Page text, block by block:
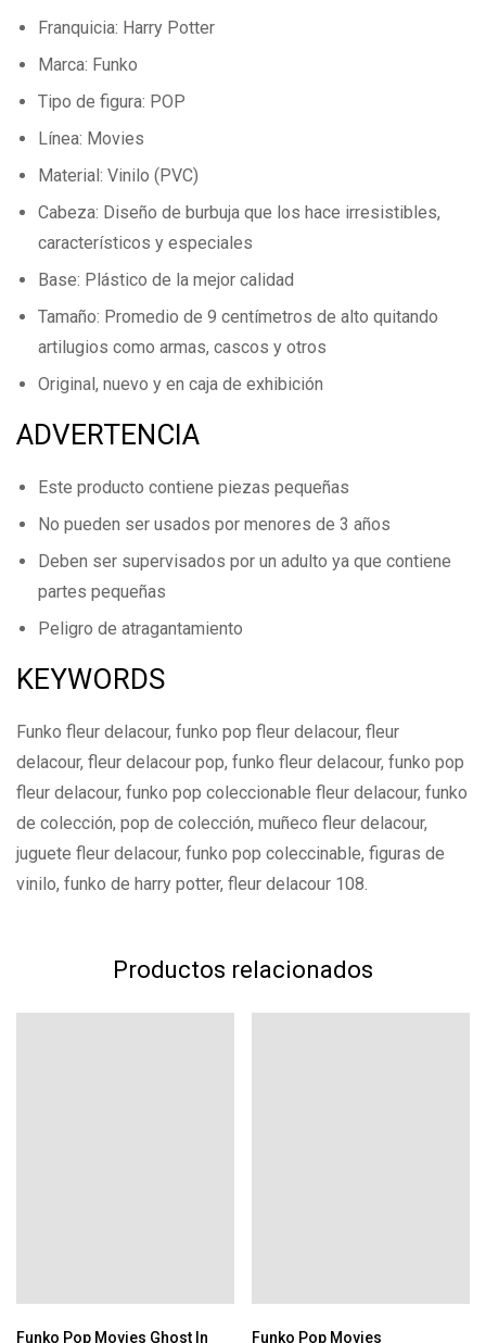
Franquicia: Harry Potter
Marca: Funko
Tipo de figura: POP
Línea: Movies
Material: Vinilo (PVC)
Cabeza: Diseño de burbuja que los hace irresistibles,
característicos y especiales
Base: Plástico de la mejor calidad
Tamaño: Promedio de 9 centímetros de alto quitando
artilugios como armas, cascos y otros
Original, nuevo y en caja de exhibición
ADVERTENCIA
Este producto contiene piezas pequeñas
No pueden ser usados por menores de 3 años
Deben ser supervisados por un adulto ya que contiene
partes pequeñas
Peligro de atragantamiento
KEYWORDS
Funko fleur delacour, funko pop fleur delacour, fleur
delacour, fleur delacour pop, funko fleur delacour, funko pop
fleur delacour, funko pop coleccionable fleur delacour, funko
de colección, pop de colección, muñeco fleur delacour,
juguete fleur delacour, funko pop coleccinable, figuras de
vinilo, funko de harry potter, fleur delacour 108.
Productos relacionados
Funko Pop Movies Ghost In
Funko Pop Movies